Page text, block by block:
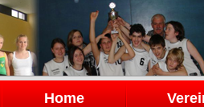
Navigation
überspringen
Home